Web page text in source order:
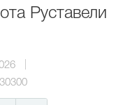
Руставели